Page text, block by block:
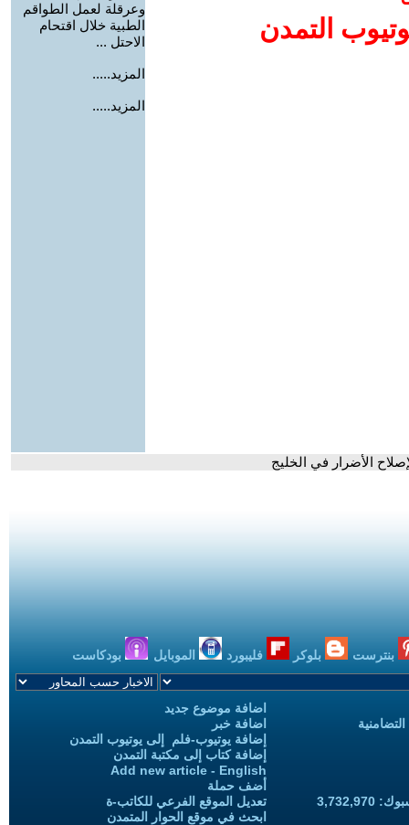
التمدن
وعرقلة لعمل الطواقم
الطبية خلال اقتحام
الاحتل ...
المزيد.....
المزيد.....
الأضرار في الخليج
بنترست بلوكر فليبورد الموبايل بودكاست
اضافة موضوع جديد
اضافة خبر
إضافة يوتيوب-فلم إلى يوتيوب التمدن
إضافة كتاب إلى مكتبة التمدن
Add new article - English
أضف حملة
تعديل الموقع الفرعي للكاتب-ة
ابحث في موقع الحوار المتمدن